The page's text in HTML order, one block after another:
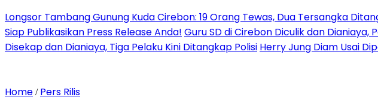
Longsor Tambang Gunung Kuda Cirebon: 19 Orang Tewas, Dua Tersangka
Siap Publikasikan Press Release Anda! Guru SD di Cirebon Diculik dan Dianiaya,
Disekap dan Dianiaya, Tiga Pelaku Kini Ditangkap Polisi Herry Jung Diam Usai
Home / Pers Rilis